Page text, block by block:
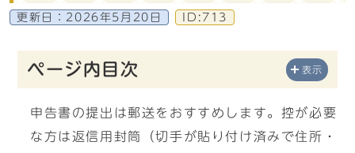
更新日： 2026年5月20日 ID:713
ページ内目次 表示
申告書の提出は郵送をおすすめします。控が必要
な方は返信用封筒（切手が貼り付け済みで住所・